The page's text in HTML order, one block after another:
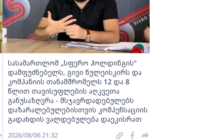
სასამართლომ „სფერო ჰოლდინგის"
დამფუძნებელს, გივი წულეისკირს და
კომპანიის თანამშრომელს 12 და 8
წლით თავისუფლების აღკვეთა
განუსაზღვრა - მსჯავრდადებულებს
დაზარალებულებისთვის კომპენსაციის
გადახდის ვალდებულება დაეკისრათ
2026/08/06 21:32